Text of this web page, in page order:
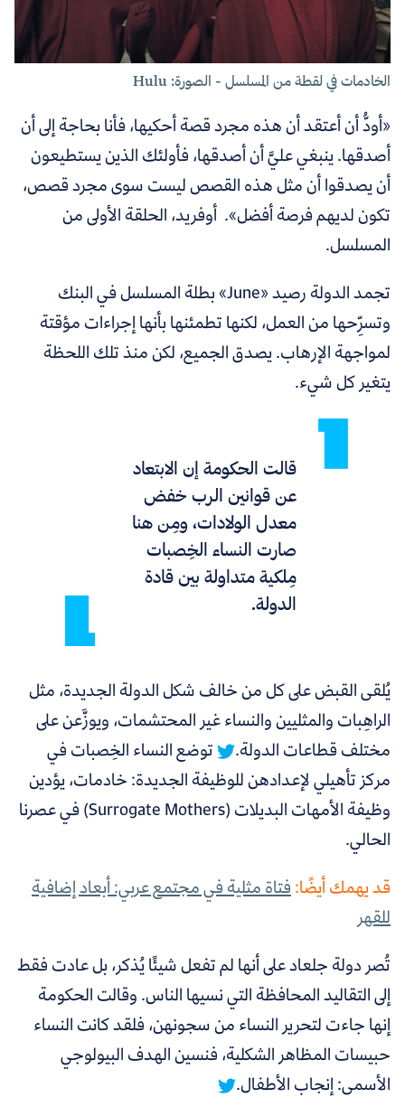
الخادمات في لقطة من المسلسل - الصورة: Hulu
«أودُّ أن أعتقد أن هذه مجرد قصة أحكيها، فأنا بحاجة إلى أن
أصدقها. ينبغي عليَّ أن أصدقها، فأولئك الذين يستطيعون
أن يصدقوا أن مثل هذه القصص ليست سوى مجرد قصص،
تكون لديهم فرصة أفضل». أوفريد، الحلقة الأولى من
المسلسل.
تجمد الدولة رصيد «June» بطلة المسلسل في البنك
وتسرِّحها من العمل، لكنها تطمئنها بأنها إجراءات مؤقتة
لمواجهة الإرهاب. يصدق الجميع، لكن منذ تلك اللحظة
يتغير كل شيء.
قالت الحكومة إن الابتعاد
عن قوانين الرب خفض
معدل الولادات، ومِن هنا
صارت النساء الخِصبات
مِلكية متداولة بين قادة
الدولة.
يُلقى القبض على كل من خالف شكل الدولة الجديدة، مثل
الراهِبات والمثليين والنساء غير المحتشمات، ويوزَّعن على
مختلف قطاعات الدولة.
توضع النساء الخِصبات في
مركز تأهيلي لإعدادهن للوظيفة الجديدة: خادمات، يؤدين
وظيفة الأمهات البديلات (Surrogate Mothers) في عصرنا
الحالي.
قد يهمك أيضًا:فتاة مثلية في مجتمع عربي: أبعاد إضافية
للقهر
تُصر دولة جلعاد على أنها لم تفعل شيئًا يُذكر، بل عادت فقط
إلى التقاليد المحافظة التي نسيها الناس.وقالت الحكومة
إنها جاءت لتحرير النساء من سجونهن، فلقد كانت النساء
حبيسات المظاهر الشكلية، فنسين الهدف البيولوجي
الأسمى: إنجاب الأطفال.